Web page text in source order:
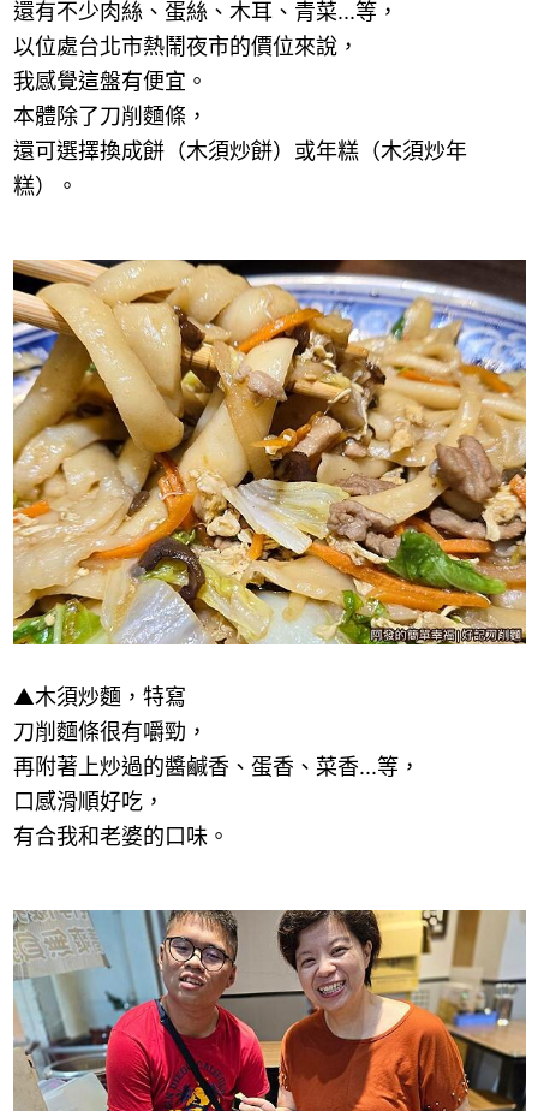
還有不少肉絲、蛋絲、木耳、青菜...等，
以位處台北市熱鬧夜市的價位來說，
我感覺這盤有便宜。
本體除了刀削麵條，
還可選擇換成餅（木須炒餅）或年糕（木須炒年
糕）。
▲木須炒麵，特寫
刀削麵條很有嚼勁，
再附著上炒過的醬鹹香、蛋香、菜香...等，
口感滑順好吃，
有合我和老婆的口味。